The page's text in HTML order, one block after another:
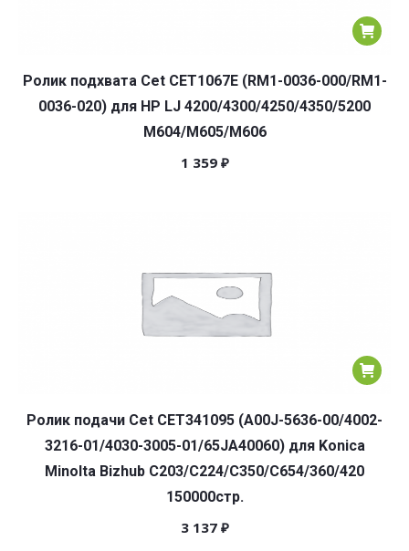
Ролик подхвата Cet CET1067E (RM1-0036-000/RM1-
0036-020) для HP LJ 4200/4300/4250/4350/5200
M604/M605/M606
1 359 ₽
Ролик подачи Cet CET341095 (A00J-5636-00/4002-
3216-01/4030-3005-01/65JA40060) для Konica
Minolta Bizhub C203/C224/C350/C654/360/420
150000стр.
3 137 ₽